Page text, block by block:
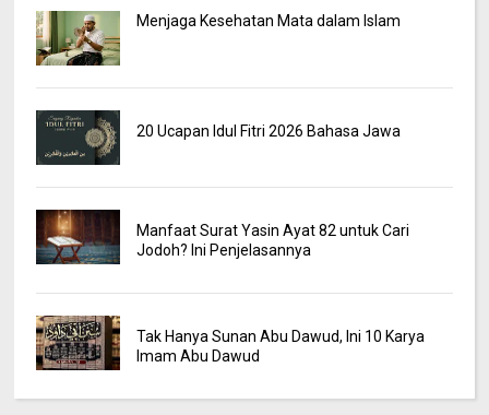
Menjaga Kesehatan Mata dalam Islam
20 Ucapan Idul Fitri 2026 Bahasa Jawa
Manfaat Surat Yasin Ayat 82 untuk Cari
Jodoh? Ini Penjelasannya
Tak Hanya Sunan Abu Dawud, Ini 10 Karya
Imam Abu Dawud